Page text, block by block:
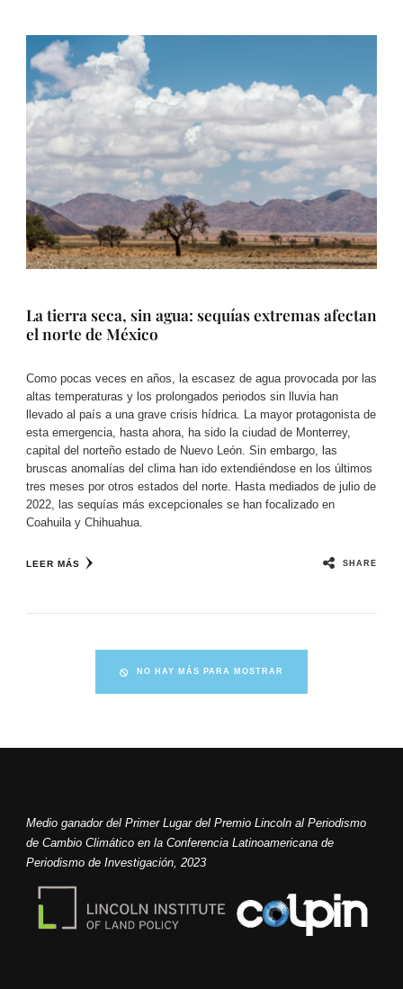
La tierra seca, sin agua: sequías extremas afectan
el norte de México
Como pocas veces en años, la escasez de agua provocada por las
altas temperaturas y los prolongados periodos sin lluvia han
llevado al país a una grave crisis hídrica. La mayor protagonista de
esta emergencia, hasta ahora, ha sido la ciudad de Monterrey,
capital del norteño estado de Nuevo León. Sin embargo, las
bruscas anomalías del clima han ido extendiéndose en los últimos
tres meses por otros estados del norte. Hasta mediados de julio de
2022, las sequías más excepcionales se han focalizado en
Coahuila y Chihuahua.
LEER MÁS SHARE
NO HAY MÁS PARA MOSTRAR
Medio ganador del Primer Lugar del Premio Lincoln al Periodismo
de Cambio Climático en la Conferencia Latinoamericana de
Periodismo de Investigación, 2023